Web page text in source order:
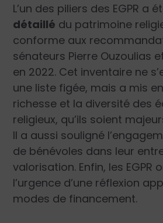
L’un des piliers des EGPR a
détaillé du patrimoine
conforme aux
sénateurs Pierre Ouzoulias
en 2022. Cet inventaire ne
une liste figée, mais a mis
richesse et la diversité des
religieux, qu’ils soient
Il a aussi souligné
de bénévoles dans leur
valorisation. Enfin, les EGPR
l’urgence d’une réflexion
modes de financement.